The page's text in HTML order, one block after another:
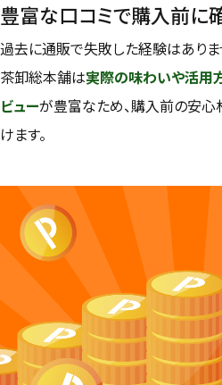
豊富な口コミで購入前に
過去に通販で失敗した経験はありま
茶卸総本舗は実際の味わいや活用
ビューが豊富なため、購入前の安心
けます。